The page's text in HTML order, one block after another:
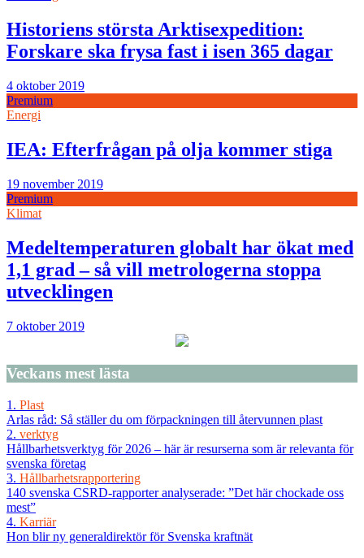
Historiens största Arktisexpedition:
Forskare ska frysa fast i isen 365 dagar
4 oktober 2019
Premium
Energi
IEA: Efterfrågan på olja kommer stiga
19 november 2019
Premium
Klimat
Medeltemperaturen globalt har ökat med
1,1 grad – så vill metrologerna stoppa
utvecklingen
7 oktober 2019
Veckans mest lästa
1. Plast
Arlas råd: Så ställer du om förpackningen till återvunnen plast
2. verktyg
Hållbarhetsverktyg för 2026 – här är resurserna som är relevanta för
svenska företag
3. Hållbarhetsrapportering
140 svenska CSRD-rapporter analyserade: ”Det här chockade oss
mest”
4. Karriär
Hon blir ny generaldirektör för Svenska kraftnät